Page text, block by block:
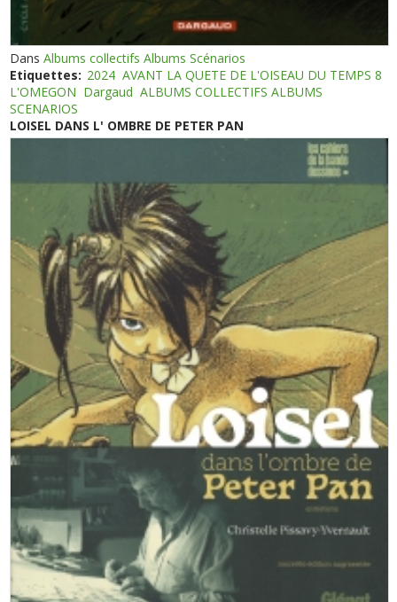
DansAlbums collectifs Albums Scénarios
Etiquettes: 2024 AVANT LA QUETE DE L'OISEAU DU TEMPS 8
L'OMEGON Dargaud ALBUMS COLLECTIFS ALBUMS
SCENARIOS
LOISEL DANS L' OMBRE DE PETER PAN